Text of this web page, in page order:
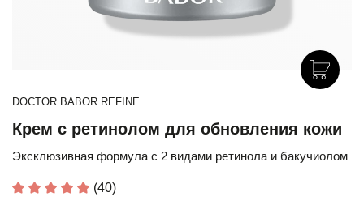
DOCTOR BABOR REFINE
Крем с ретинолом для обновления кожи
Эксклюзивная формула с 2 видами ретинола и бакучиолом
(40)